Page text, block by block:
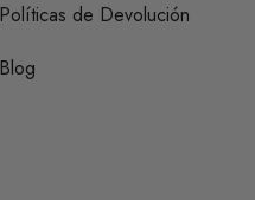
Políticas de Devolución
Blog